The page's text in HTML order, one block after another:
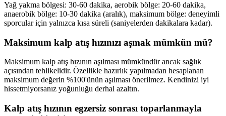
Yağ yakma bölgesi: 30-60 dakika, aerobik bölge: 20-60 dakika,
anaerobik bölge: 10-30 dakika (aralık), maksimum bölge: deneyimli
sporcular için yalnızca kısa süreli (saniyelerden dakikalara kadar).
Maksimum kalp atış hızınızı aşmak mümkün mü?
Maksimum kalp atış hızının aşılması mümkündür ancak sağlık
açısından tehlikelidir. Özellikle hazırlık yapılmadan hesaplanan
maksimum değerin %100'ünün aşılması önerilmez. Kendinizi iyi
hissetmiyorsanız yoğunluğu derhal azaltın.
Kalp atış hızının egzersiz sonrası toparlanmayla